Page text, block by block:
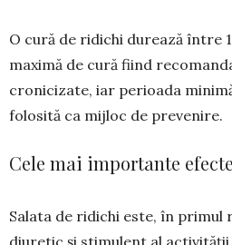
O cură de ri­dichi durează între
ma­ximă de cură fiind
cronicizate, iar pe­rioada
folosită ca mijloc de prevenire.
Cele mai importante
Salata de ridichi este, în primul
diuretic și stimulent al